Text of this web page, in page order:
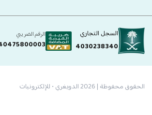
السجل التجاري
4030238340
الرقم الضريبي
الحقوق محفوظة | 2026 الدويغري • للإلكترونيات